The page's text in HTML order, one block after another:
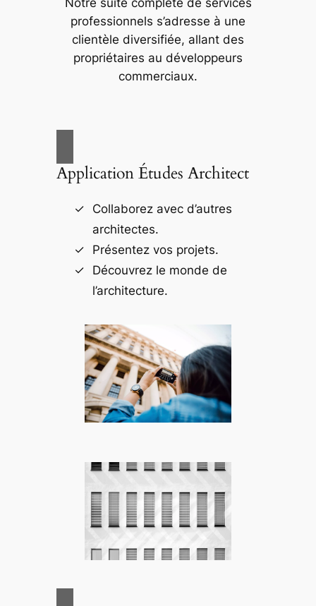
Notre suite complète de services
professionnels s’adresse à une
clientèle diversifiée, allant des
propriétaires au développeurs
commerciaux.
Application Études Architect
Collaborez avec d’autres
architectes.
Présentez vos projets.
Découvrez le monde de
l’architecture.